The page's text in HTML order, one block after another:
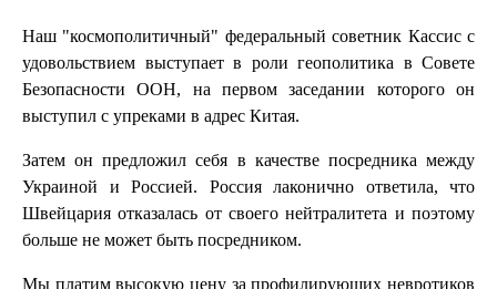
Наш "космополитичный" федеральный советник Кассис с
удовольствием выступает в роли геополитика в Совете
Безопасности ООН, на первом заседании которого он
выступил с упреками в адрес Китая.
Затем он предложил себя в качестве посредника между
Украиной и Россией. Россия лаконично ответила, что
Швейцария отказалась от своего нейтралитета и поэтому
больше не может быть посредником.
Мы платим высокую цену за профилирующих невротиков